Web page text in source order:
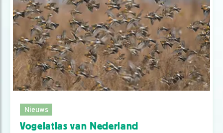
Nieuws
Vogelatlas van Nederland